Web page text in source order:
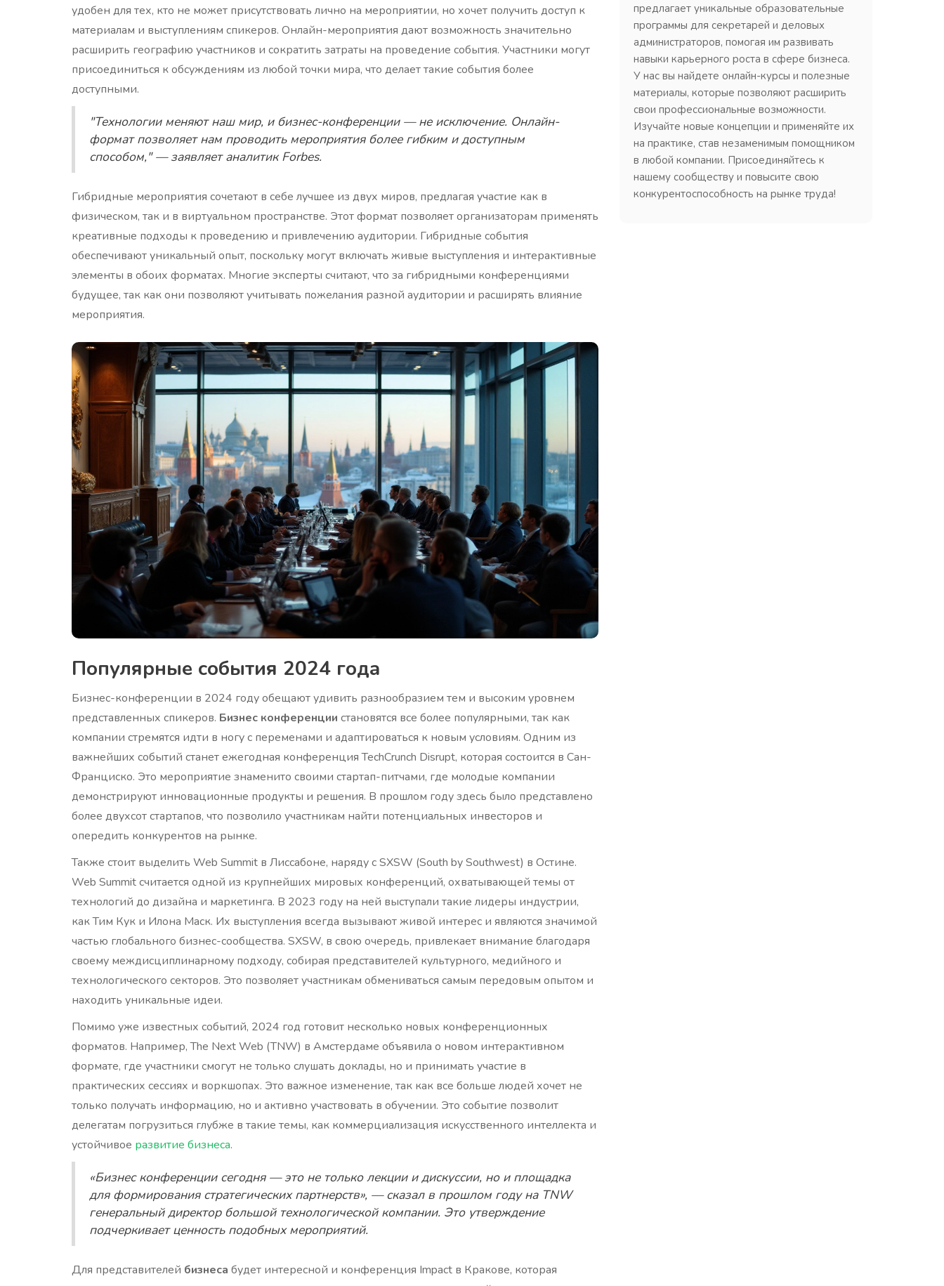
удобен для тех, кто не может присутствовать лично на мероприятии, но хочет получить доступ к
материалам и выступлениям спикеров. Онлайн-мероприятия дают возможность значительно
расширить географию участников и сократить затраты на проведение события. Участники могут
присоединиться к обсуждениям из любой точки мира, что делает такие события более
доступными.
"Технологии меняют наш мир, и бизнес-конференции — не исключение. Онлайн-
формат позволяет нам проводить мероприятия более гибким и доступным
способом," — заявляет аналитик Forbes.
Гибридные мероприятия сочетают в себе лучшее из двух миров, предлагая участие как в
физическом, так и в виртуальном пространстве. Этот формат позволяет организаторам применять
креативные подходы к проведению и привлечению аудитории. Гибридные события
обеспечивают уникальный опыт, поскольку могут включать живые выступления и интерактивные
элементы в обоих форматах. Многие эксперты считают, что за гибридными конференциями
будущее, так как они позволяют учитывать пожелания разной аудитории и расширять влияние
мероприятия.
Популярные события 2024 года
Бизнес-конференции в 2024 году обещают удивить разнообразием тем и высоким уровнем
представленных спикеров. Бизнес конференции становятся все более популярными, так как
компании стремятся идти в ногу с переменами и адаптироваться к новым условиям. Одним из
важнейших событий станет ежегодная конференция TechCrunch Disrupt, которая состоится в Сан-
Франциско. Это мероприятие знаменито своими стартап-питчами, где молодые компании
демонстрируют инновационные продукты и решения. В прошлом году здесь было представлено
более двухсот стартапов, что позволило участникам найти потенциальных инвесторов и
опередить конкурентов на рынке.
Также стоит выделить Web Summit в Лиссабоне, наряду с SXSW (South by Southwest) в Остине.
Web Summit считается одной из крупнейших мировых конференций, охватывающей темы от
технологий до дизайна и маркетинга. В 2023 году на ней выступали такие лидеры индустрии,
как Тим Кук и Илона Маск. Их выступления всегда вызывают живой интерес и являются значимой
частью глобального бизнес-сообщества. SXSW, в свою очередь, привлекает внимание благодаря
своему междисциплинарному подходу, собирая представителей культурного, медийного и
технологического секторов. Это позволяет участникам обмениваться самым передовым опытом и
находить уникальные идеи.
Помимо уже известных событий, 2024 год готовит несколько новых конференционных
форматов. Например, The Next Web (TNW) в Амстердаме объявила о новом интерактивном
формате, где участники смогут не только слушать доклады, но и принимать участие в
практических сессиях и воркшопах. Это важное изменение, так как все больше людей хочет не
только получать информацию, но и активно участвовать в обучении. Это событие позволит
делегатам погрузиться глубже в такие темы, как коммерциализация искусственного интеллекта и
устойчивое развитие бизнеса.
«Бизнес конференции сегодня — это не только лекции и дискуссии, но и площадка
для формирования стратегических партнерств», — сказал в прошлом году на TNW
генеральный директор большой технологической компании. Это утверждение
подчеркивает ценность подобных мероприятий.
Для представителей бизнеса будет интересной и конференция Impact в Кракове, которая
предлагает уникальные образовательные
программы для секретарей и деловых
администраторов, помогая им развивать
навыки карьерного роста в сфере бизнеса.
У нас вы найдете онлайн-курсы и полезные
материалы, которые позволяют расширить
свои профессиональные возможности.
Изучайте новые концепции и применяйте их
на практике, став незаменимым помощником
в любой компании. Присоединяйтесь к
нашему сообществу и повысите свою
конкурентоспособность на рынке труда!